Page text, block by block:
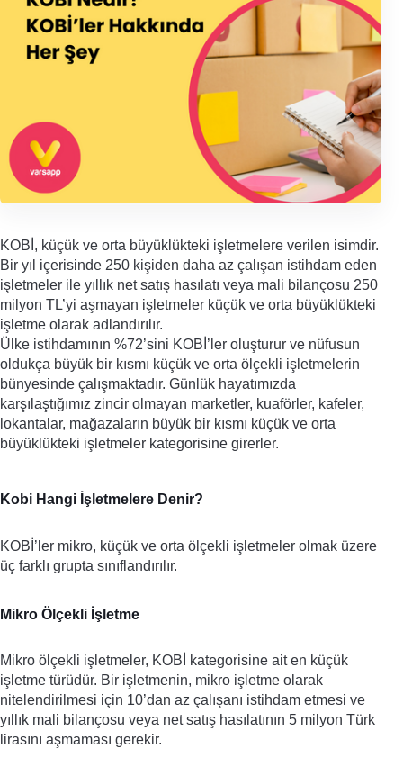
KOBİ, küçük ve orta büyüklükteki işletmelere verilen isimdir.
Bir yıl içerisinde 250 kişiden daha az çalışan istihdam eden
işletmeler ile yıllık net satış hasılatı veya mali bilançosu 250
milyon TL’yi aşmayan işletmeler küçük ve orta büyüklükteki
işletme olarak adlandırılır.
Ülke istihdamının %72’sini KOBİ’ler oluşturur ve nüfusun
oldukça büyük bir kısmı küçük ve orta ölçekli işletmelerin
bünyesinde çalışmaktadır. Günlük hayatımızda
karşılaştığımız zincir olmayan marketler, kuaförler, kafeler,
lokantalar, mağazaların büyük bir kısmı küçük ve orta
büyüklükteki işletmeler kategorisine girerler.
Kobi Hangi İşletmelere Denir?
KOBİ’ler mikro, küçük ve orta ölçekli işletmeler olmak üzere
üç farklı grupta sınıflandırılır.
Mikro Ölçekli İşletme
Mikro ölçekli işletmeler, KOBİ kategorisine ait en küçük
işletme türüdür. Bir işletmenin, mikro işletme olarak
nitelendirilmesi için 10’dan az çalışanı istihdam etmesi ve
yıllık mali bilançosu veya net satış hasılatının 5 milyon Türk
lirasını aşmaması gerekir.